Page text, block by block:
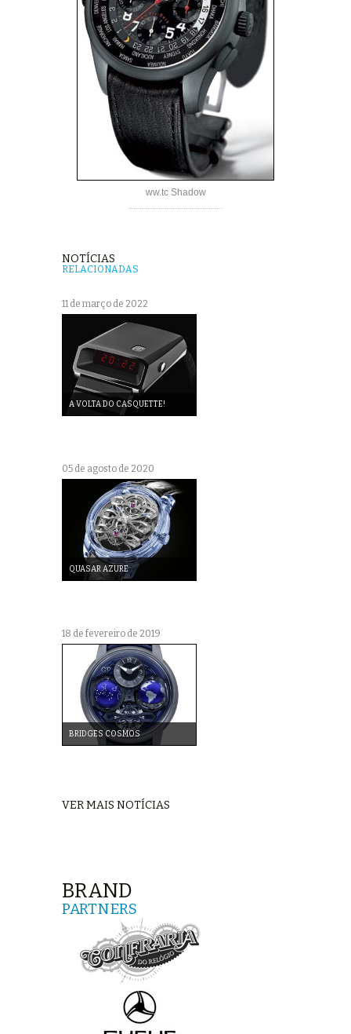
ww.tc Shadow
NOTÍCIAS
RELACIONADAS
11 de março de 2022
A VOLTA DO CASQUETTE!
05 de agosto de 2020
QUASAR AZURE
18 de fevereiro de 2019
BRIDGES COSMOS
VER MAIS NOTÍCIAS
BRAND
PARTNERS